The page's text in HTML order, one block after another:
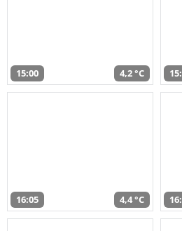
15:00 4,2 °C
16:05 4,4 °C